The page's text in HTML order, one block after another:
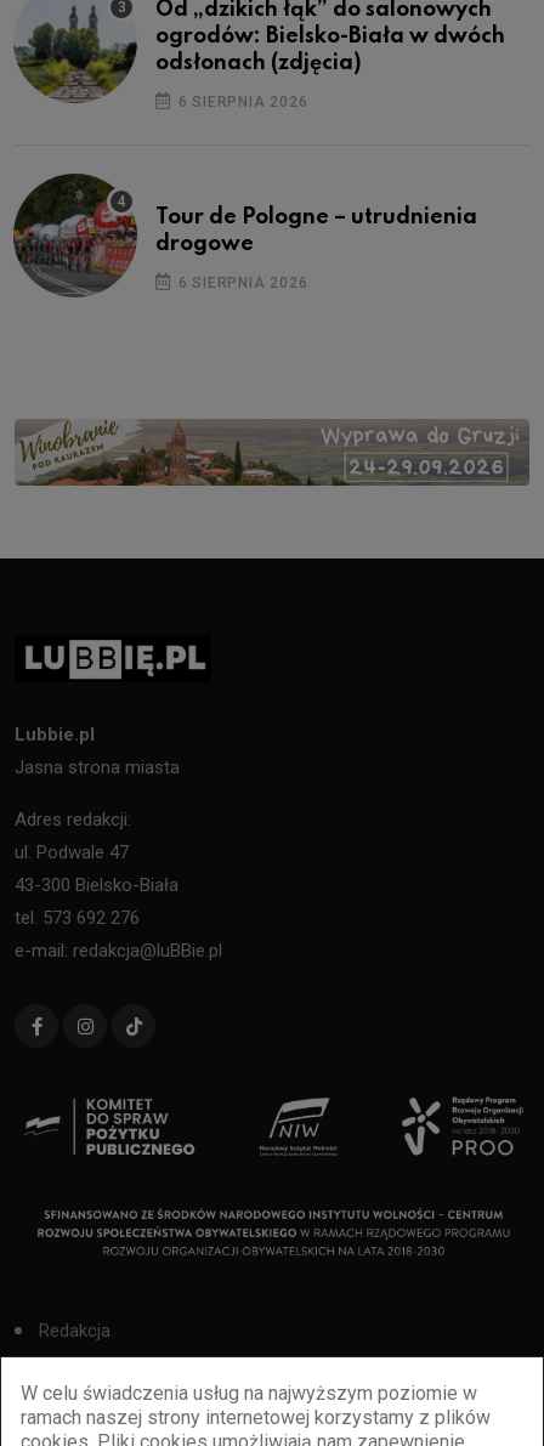
W celu świadczenia usług na najwyższym poziomie w
ramach naszej strony internetowej korzystamy z plików
Od „dzikich łąk” do salonowych
ogrodów: Bielsko-Biała w dwóch
odsłonach (zdjęcia)
6 SIERPNIA 2026
Tour de Pologne – utrudnienia
drogowe
6 SIERPNIA 2026
Lubbie.pl
Jasna strona miasta
Adres redakcji:
ul. Podwale 47
43-300 Bielsko-Biała
tel. 573 692 276
e-mail: redakcja@luBBie.pl
Redakcja
Cookies
Reklama